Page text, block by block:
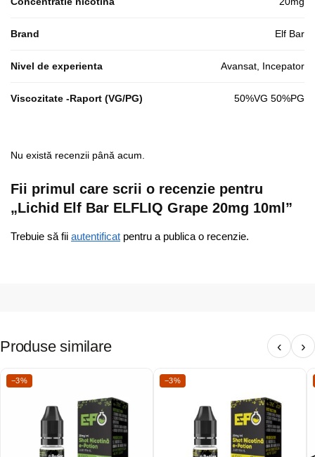
Brand Elf Bar
Nivel de experienta Avansat, Incepator
Viscozitate -Raport (VG/PG) 50%VG 50%PG
Nu există recenzii până acum.
Fii primul care scrii o recenzie pentru
„Lichid Elf Bar ELFLIQ Grape 20mg 10ml”
Trebuie să fii autentificat pentru a publica o recenzie.
Produse similare ‹ ›
−3% −3%